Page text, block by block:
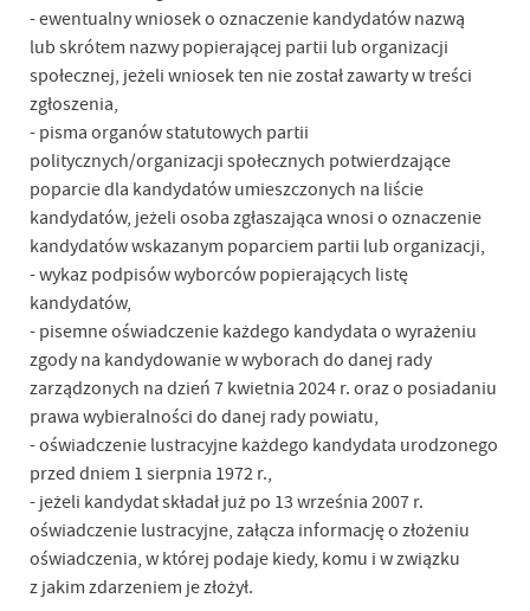
- ewentualny wniosek o oznaczenie kandydatów nazwą
lub skrótem nazwy popierającej partii lub organizacji
społecznej, jeżeli wniosek ten nie został zawarty w treści
zgłoszenia,
- pisma organów statutowych partii
politycznych/organizacji społecznych potwierdzające
poparcie dla kandydatów umieszczonych na liście
kandydatów, jeżeli osoba zgłaszająca wnosi o oznaczenie
kandydatów wskazanym poparciem partii lub organizacji,
- wykaz podpisów wyborców popierających listę
kandydatów,
- pisemne oświadczenie każdego kandydata o wyrażeniu
zgody na kandydowanie w wyborach do danej rady
zarządzonych na dzień 7 kwietnia 2024 r. oraz o posiadaniu
prawa wybieralności do danej rady powiatu,
- oświadczenie lustracyjne każdego kandydata urodzonego
przed dniem 1 sierpnia 1972 r.,
- jeżeli kandydat składał już po 13 września 2007 r.
oświadczenie lustracyjne, załącza informację o złożeniu
oświadczenia, w której podaje kiedy, komu i w związku
z jakim zdarzeniem je złożył.